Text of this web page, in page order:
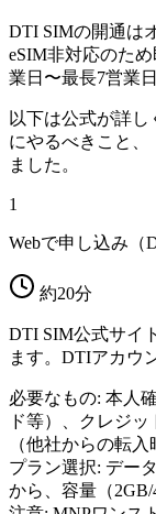
DTI SIMの開通は
eSIM非対応のた
業日〜最長7営業
以下は公式が詳
にやるべきこと、
ました。
1
Webで申し込み（
約20分
DTI SIM公式サイ
ます。DTIアカウ
必要なもの: 本人
ド等）、クレジ
（他社からの転入
プラン選択: デー
から、容量（